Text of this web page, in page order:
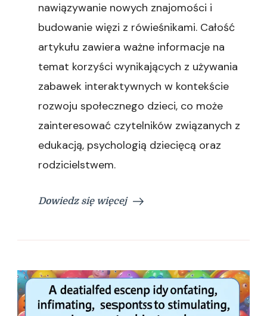
nawiązywanie nowych znajomości i
budowanie więzi z rówieśnikami. Całość
artykułu zawiera ważne informacje na
temat korzyści wynikających z używania
zabawek interaktywnych w kontekście
rozwoju społecznego dzieci, co może
zainteresować czytelników związanych z
edukacją, psychologią dziecięcą oraz
rodzicielstwem.
Dowiedz się więcej